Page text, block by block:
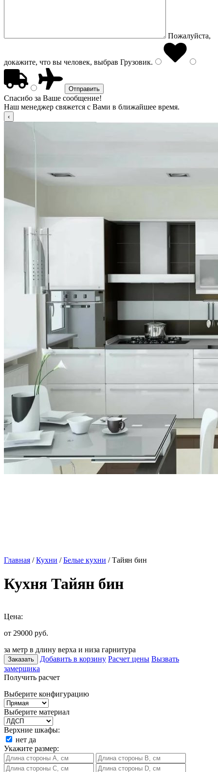
Пожалуйста,
докажите, что вы человек, выбрав Грузовик.
Спасибо за Ваше сообщение!
Наш менеджер свяжется с Вами в ближайшее время.
Главная /Кухни /Белые кухни / Тайян бин
Кухня Тайян бин
Цена:
от 29000 руб.
за метр в длину верха и низа гарнитура
Заказать Добавить в корзину Расчет цены Вызвать
замерщика
Получить расчет
Выберите конфигурацию
Выберите материал
Верхние шкафы:
нет да
Укажите размер: